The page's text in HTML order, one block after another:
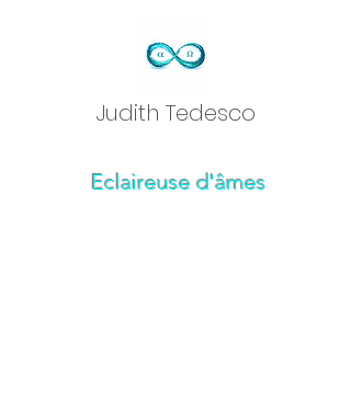
Judith Tedesco
Eclaireuse d'âmes